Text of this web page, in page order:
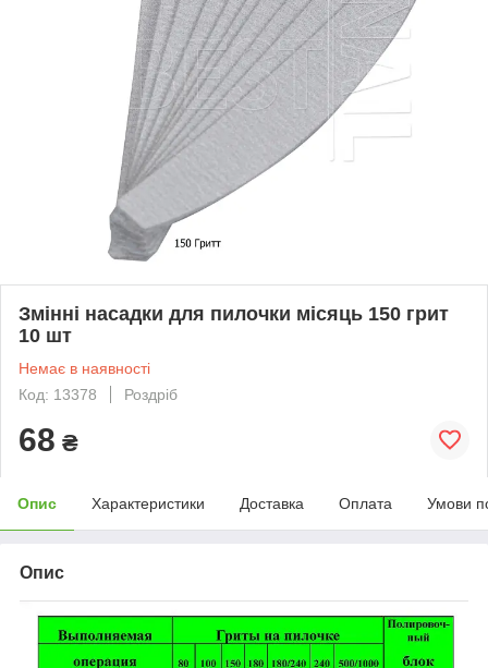
Змінні насадки для пилочки місяць 150 грит
10 шт
Немає в наявності
Код: 13378
Роздріб
68 ₴
Опис Характеристики Доставка Оплата Умови
Опис